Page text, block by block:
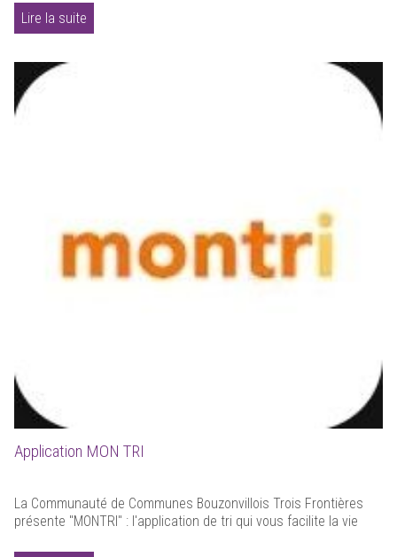
Lire la suite
Application MON TRI
La Communauté de Communes Bouzonvillois Trois Frontières
présente "MONTRI" : l'application de tri qui vous facilite la vie